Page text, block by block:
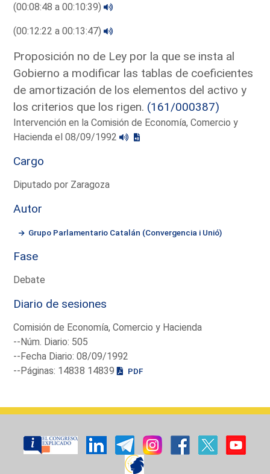
(00:08:48 a 00:10:39)
(00:12:22 a 00:13:47)
Proposición no de Ley por la que se insta al
Gobierno a modificar las tablas de coeficientes
de amortización de los elementos del activo y
los criterios que los rigen. (161/000387)
Intervención en la Comisión de Economía, Comercio y
Hacienda el 08/09/1992
Cargo
Diputado por Zaragoza
Autor
Grupo Parlamentario Catalán (Convergencia i Unió)
Fase
Debate
Diario de sesiones
Comisión de Economía, Comercio y Hacienda
--Núm. Diario: 505
--Fecha Diario: 08/09/1992
--Páginas: 14838 14839
PDF